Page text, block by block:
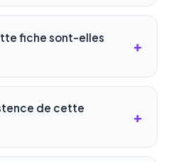
fiche sont-elles
de cette